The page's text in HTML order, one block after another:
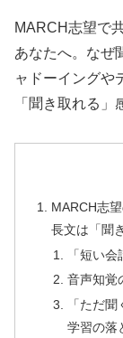
MARCH志望で
あなたへ。なぜ
ャドーイングや
「聞き取れる」
MARCH志
長文は「聞
「短い
音声知覚
「ただ
学習の落